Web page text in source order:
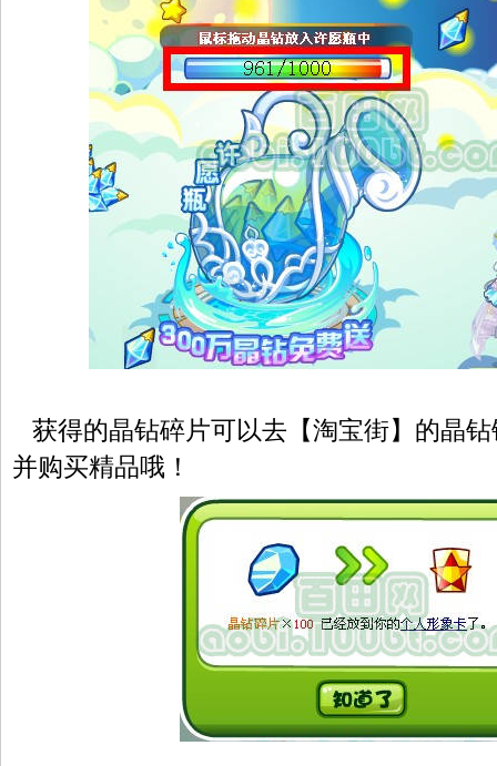
获得的晶钻碎片可以去【淘宝街】的晶
并购买精品哦！